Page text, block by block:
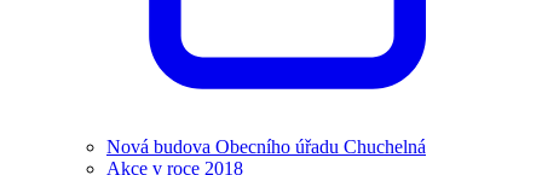
Nová budova Obecního úřadu Chuchelná
Akce v roce 2018